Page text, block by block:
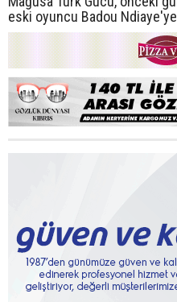
eski oyuncu Badou Ndiaye'ye